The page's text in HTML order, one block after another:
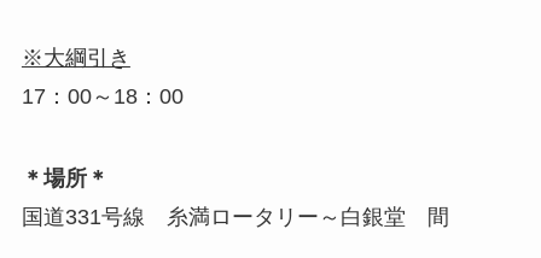
※大綱引き
17：00～18：00
＊場所＊
国道331号線 糸満ロータリー～白銀堂 間